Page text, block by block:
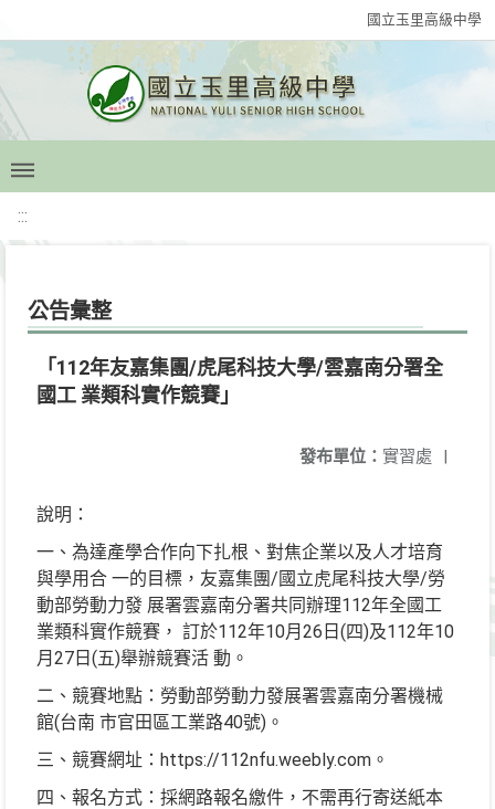
國立玉里高級中學
:::
公告彙整
「112年友嘉集團/虎尾科技大學/雲嘉南分署全
國工 業類科實作競賽」
發布單位： 實習處 |
說明：
一、為達產學合作向下扎根、對焦企業以及人才培育
與學用合 一的目標，友嘉集團/國立虎尾科技大學/勞
動部勞動力發 展署雲嘉南分署共同辦理112年全國工
業類科實作競賽， 訂於112年10月26日(四)及112年10
月27日(五)舉辦競賽活 動。
二、競賽地點：勞動部勞動力發展署雲嘉南分署機械
館(台南 市官田區工業路40號)。
三、競賽網址：https://112nfu.weebly.com。
四、報名方式：採網路報名繳件，不需再行寄送紙本